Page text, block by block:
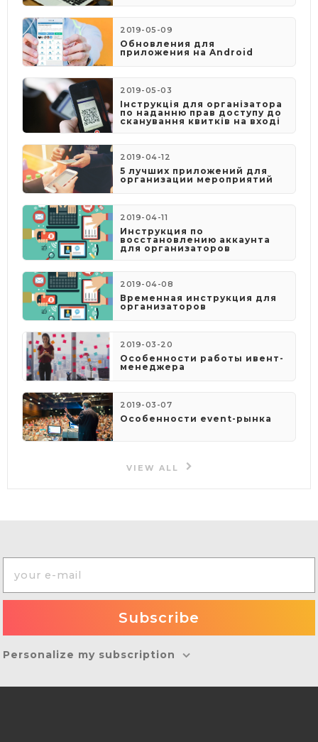
2019-05-09
​Обновления для
приложения на Android
2019-05-03
​Інструкція для організатора
по наданню прав доступу до
сканування квитків на вході
2019-04-12
5 лучших приложений для
организации мероприятий
2019-04-11
Инструкция по
восстановлению аккаунта
для организаторов
2019-04-08
​Временная инструкция для
организаторов
2019-03-20
Особенности работы ивент-
менеджера
2019-03-07
Особенности event-рынка
VIEW ALL
Personalize my subscription